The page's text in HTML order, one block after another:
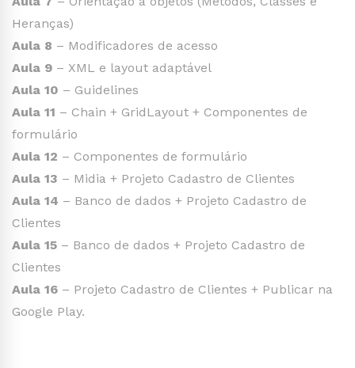
Heranças)
Aula 8 – Modificadores de acesso
Aula 9 – XML e layout adaptável
Aula 10 – Guidelines
Aula 11 – Chain + GridLayout + Componentes de
formulário
Aula 12 – Componentes de formulário
Aula 13 – Midia + Projeto Cadastro de Clientes
Aula 14 – Banco de dados + Projeto Cadastro de
Clientes
Aula 15 – Banco de dados + Projeto Cadastro de
Clientes
Aula 16 – Projeto Cadastro de Clientes + Publicar na
Google Play.